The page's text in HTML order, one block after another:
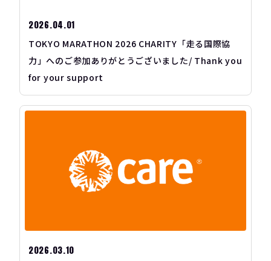
2026.04.01
TOKYO MARATHON 2026 CHARITY「走る国際協
力」へのご参加ありがとうございました/ Thank you
for your support
2026.03.10